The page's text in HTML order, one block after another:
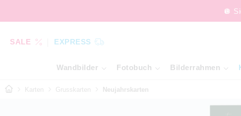
🪩
SALE EXPRESS
Wandbilder Fotobuch Bilderrahmen
Karten Grusskarten Neujahrskarten